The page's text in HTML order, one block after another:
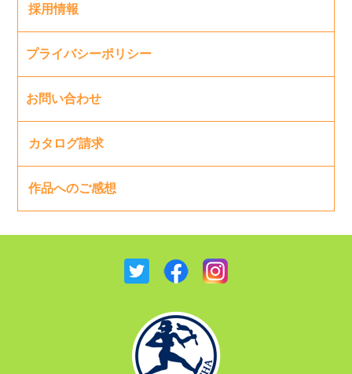
採用情報
プライバシーポリシー
お問い合わせ
カタログ請求
作品へのご感想